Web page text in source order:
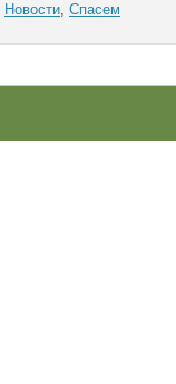
Новости, Спасем